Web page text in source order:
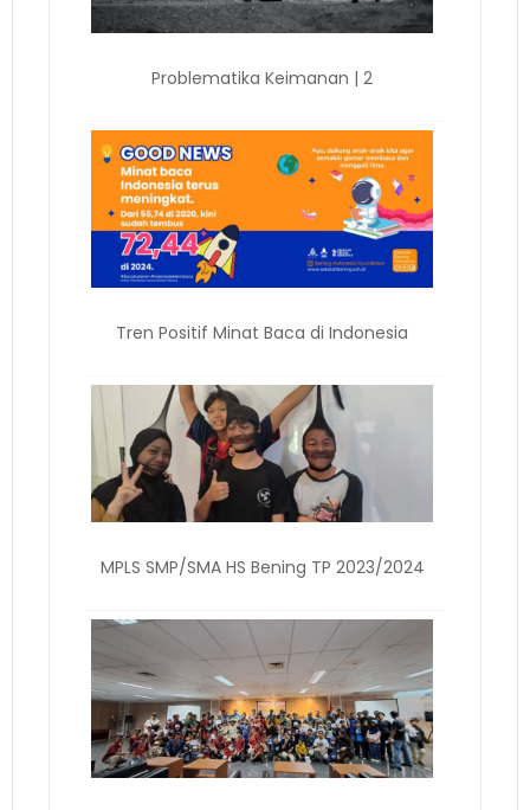
Problematika Keimanan | 2
Tren Positif Minat Baca di Indonesia
MPLS SMP/SMA HS Bening TP 2023/2024